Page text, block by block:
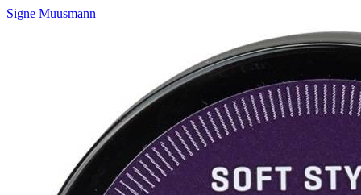
Signe Muusmann